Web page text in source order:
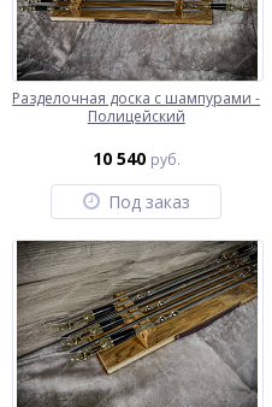
Разделочная доска с шампурами -
Полицейский
10 540 руб.
Под заказ